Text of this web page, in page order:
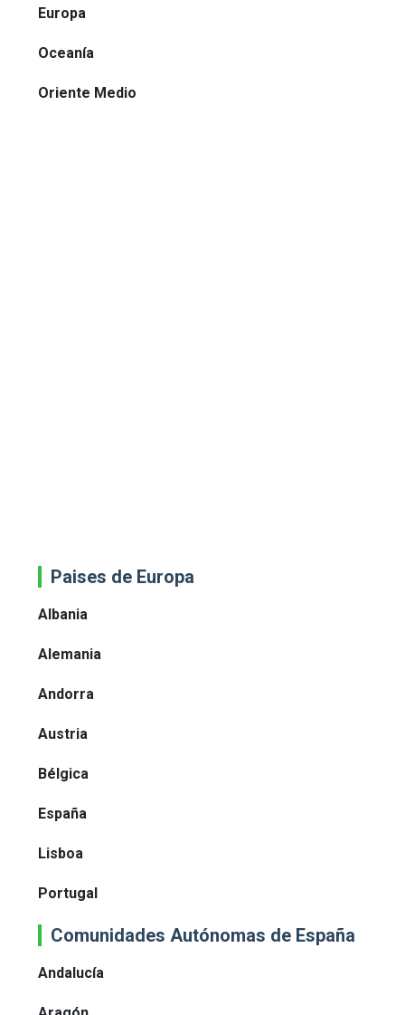
Europa
Oceanía
Oriente Medio
Paises de Europa
Albania
Alemania
Andorra
Austria
Bélgica
España
Lisboa
Portugal
Comunidades Autónomas de España
Andalucía